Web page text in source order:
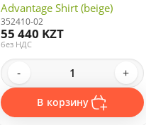
Advantage Shirt (beige)
352410-02
55 440 KZT
без НДС
- +
В корзину